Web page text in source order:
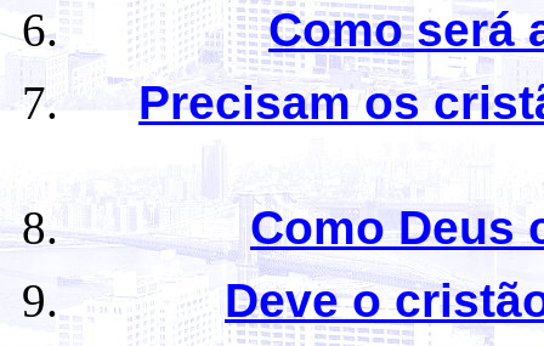
Como será
Precisam os
Como Deus
Deve o